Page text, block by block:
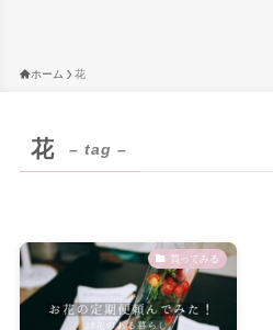
ホーム 花
花 – tag –
買ってみる